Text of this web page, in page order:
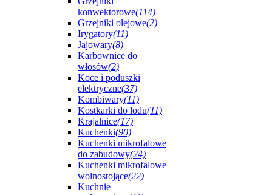
konwektorowe(114)
Grzejniki olejowe(2)
Irygatory(11)
Jajowary(8)
Karbownice do
włosów(2)
Koce i poduszki
elektryczne(37)
Kombiwary(11)
Kostkarki do lodu(11)
Krajalnice(17)
Kuchenki(90)
Kuchenki mikrofalowe
do zabudowy(24)
Kuchenki mikrofalowe
wolnostojące(22)
Kuchnie